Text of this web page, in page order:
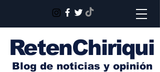
RetenChiriqui
Blog de noticias y opinión